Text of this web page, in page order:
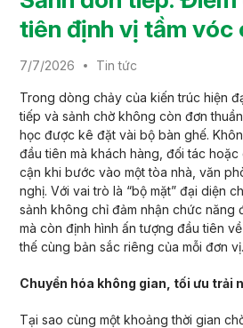
tiên định vị tầm vóc
7/7/2026 Tin tức
Trong dòng chảy của kiến trúc hiện
tiếp và sảnh chờ không còn đơn
học được kê đặt vài bộ bàn ghế.
đầu tiên mà khách hàng, đối tác
cận khi bước vào một tòa nhà, văn
nghị. Với vai trò là “bộ mặt” đại diện
sảnh không chỉ đảm nhận chức năng
mà còn định hình ấn tượng đầu tiên
thế cùng bản sắc riêng của mỗi đơn vị.
Chuyển hóa không gian, tối ưu trải
Tại sao cùng một khoảng thời gian